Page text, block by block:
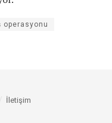
operasyonu
İletişim